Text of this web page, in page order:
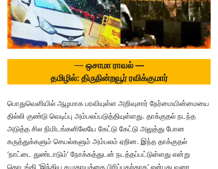
— ஒசாமா ராவல் —
தமிழில்: திருநின்றவூர் ரவிக்குமார்
பொதுவெளியில் ஆழமாக பரவியுள்ள அறிவுசார் நேர்மையின்மையை
தில்லி குண்டு வெடிப்பு அம்பலப்படுத்தியுள்ளது. தாக்குதல் நடந்த
அடுத்த சில நிமிடங்களிலேயே கேட்டு கேட்டு அலுத்து போன
கருத்துக்களும் செயல்களும் அம்பலம் ஏறின. இந்த தாக்குதல்
‘நாட்டை துண்டாடும்’ நோக்கத்துடன் நடத்தப்பட்டுள்ளது என்று
தொடங்கி ‘இந்திய சமுதாயத்தை பிரிப்பதற்காக’ என்பது வரை